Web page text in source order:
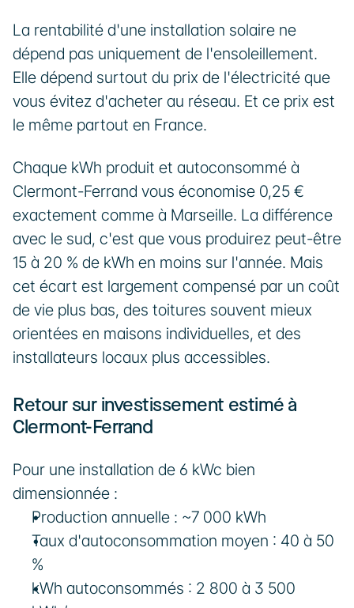
La rentabilité d'une installation solaire ne
dépend pas uniquement de l'ensoleillement.
Elle dépend surtout du prix de l'électricité que
vous évitez d'acheter au réseau. Et ce prix est
le même partout en France.
Chaque kWh produit et autoconsommé à
Clermont-Ferrand vous économise 0,25 €
exactement comme à Marseille. La différence
avec le sud, c'est que vous produirez peut-être
15 à 20 % de kWh en moins sur l'année. Mais
cet écart est largement compensé par un coût
de vie plus bas, des toitures souvent mieux
orientées en maisons individuelles, et des
installateurs locaux plus accessibles.
Retour sur investissement estimé à
Clermont-Ferrand
Pour une installation de 6 kWc bien
dimensionnée :
Production annuelle : ~7 000 kWh
Taux d'autoconsommation moyen : 40 à 50
%
kWh autoconsommés : 2 800 à 3 500